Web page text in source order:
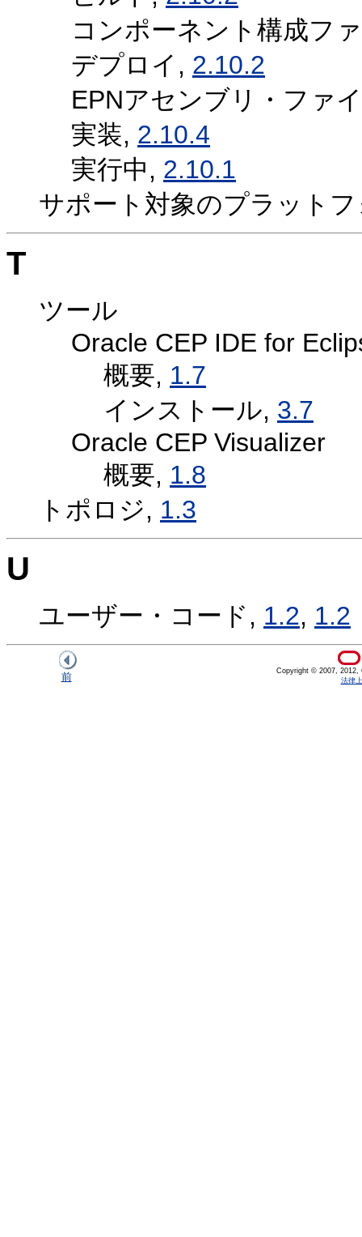
コンポーネント構成フ
デプロイ, 2.10.2
EPNアセンブリ・ファ
実装, 2.10.4
実行中, 2.10.1
サポート対象のプラット
T
ツール
Oracle CEP IDE for
概要, 1.7
インストール, 3.7
Oracle CEP Visualizer
概要, 1.8
トポロジ, 1.3
U
ユーザー・コード, 1.2, 1.2
前
Copyright © 2007, 2012,
法律